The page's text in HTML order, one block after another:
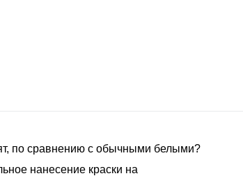
по сравнению с обычными белыми?
нанесение краски на